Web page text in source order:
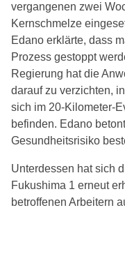
vergangenen zwei
Kernschmelze
Edano erklärte, dass
Prozess gestoppt
Regierung hat die
darauf zu verzichten,
sich im 20-Kilometer-
befinden. Edano
Gesundheitsrisiko
Unterdessen hat sich
Fukushima 1 erneut
betroffenen Arbeitern